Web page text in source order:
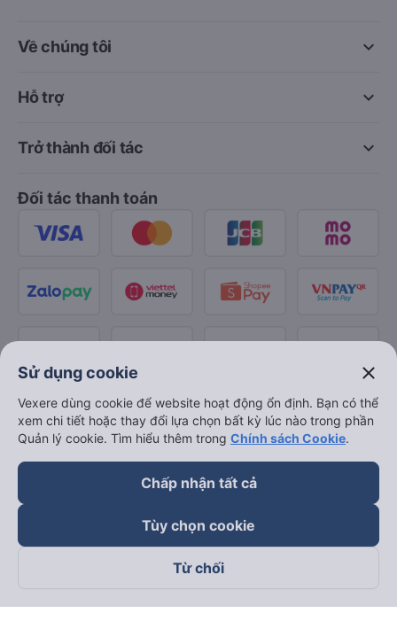
keyboard_arrow_down
Về chúng tôi
keyboard_arrow_down
Hỗ trợ
keyboard_arrow_down
Trở thành đối tác
Đối tác thanh toán
Theo dõi chúng tôi trên
Sử dụng cookie close
Vexere dùng cookie để website hoạt động ổn định. Bạn có thể
xem chi tiết hoặc thay đổi lựa chọn bất kỳ lúc nào trong phần
Quản lý cookie. Tìm hiểu thêm trong Chính sách Cookie.
Chấp nhận tất cả
Tùy chọn cookie
Từ chối